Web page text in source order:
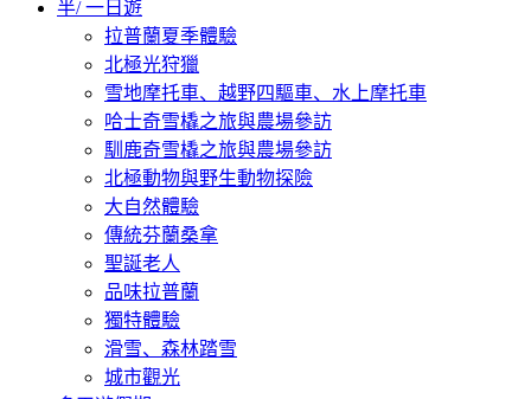
半/ 一日遊
拉普蘭夏季體驗
北極光狩獵
雪地摩托車、越野四驅車、水上摩托車
哈士奇雪橇之旅與農場參訪
馴鹿奇雪橇之旅與農場參訪
北極動物與野生動物探險
大自然體驗
傳統芬蘭桑拿
聖誕老人
品味拉普蘭
獨特體驗
滑雪、森林踏雪
城市觀光